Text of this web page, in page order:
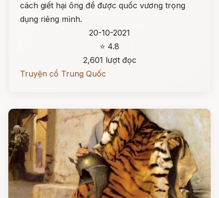
cách giết hại ông để được quốc vương trọng
dụng riêng mình.
20-10-2021
⭐ 4.8
2,601 lượt đọc
Truyện cổ Trung Quốc